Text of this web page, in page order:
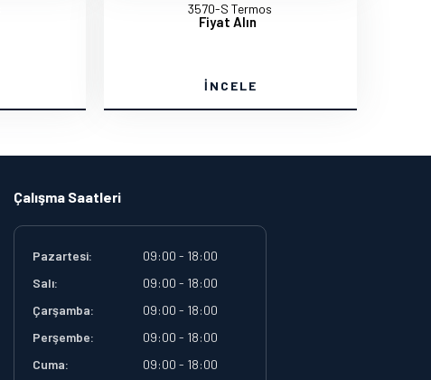
3570-S Termos
Fiyat Alın
İNCELE
Çalışma Saatleri
Pazartesi:
09:00 - 18:00
Salı:
09:00 - 18:00
Çarşamba:
09:00 - 18:00
Perşembe:
09:00 - 18:00
Cuma:
09:00 - 18:00